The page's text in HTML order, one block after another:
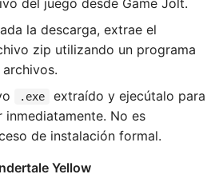
la descarga, extrae el
zip utilizando un programa
.exe
extraído y ejecútalo para
inmediatamente. No es
de instalación formal​​.
Yellow